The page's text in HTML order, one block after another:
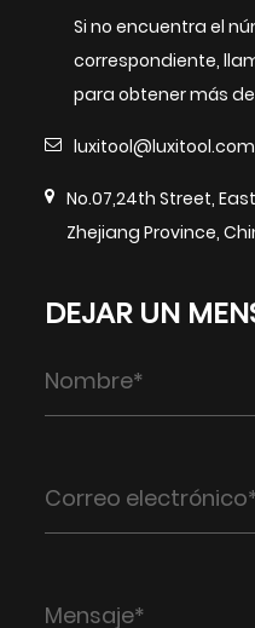
Si no encuentra el
correspondiente,
para obtener más
luxitool@luxitool.com
No.07,24th Street,
Zhejiang Province,
DEJAR UN